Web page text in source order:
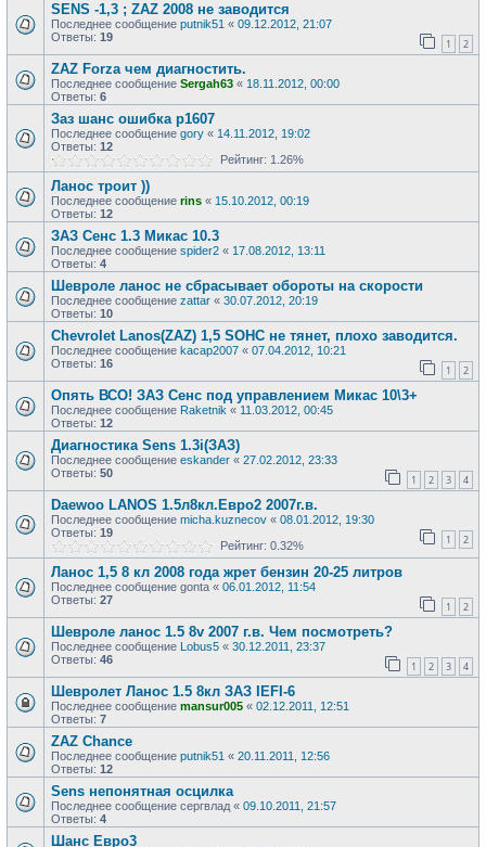
SENS -1,3 ; ZAZ 2008 не заводится
Последнее сообщение putnik51 « 09.12.2012, 21:07
Ответы: 19 1 2
ZAZ Forza чем диагностить.
Последнее сообщение Sergah63 « 18.11.2012, 00:00
Ответы: 6
Заз шанс ошибка р1607
Последнее сообщение gory « 14.11.2012, 19:02
Ответы: 12
Рейтинг: 1.26%
Ланос троит ))
Последнее сообщение rins « 15.10.2012, 00:19
Ответы: 12
ЗАЗ Сенс 1.3 Микас 10.3
Последнее сообщение spider2 « 17.08.2012, 13:11
Ответы: 4
Шевроле ланос не сбрасывает обороты на скорости
Последнее сообщение zattar « 30.07.2012, 20:19
Ответы: 10
Chevrolet Lanos(ZAZ) 1,5 SOHC не тянет, плохо заводится.
Последнее сообщение kacap2007 « 07.04.2012, 10:21
Ответы: 16 1 2
Опять ВСО! ЗАЗ Сенс под управлением Микас 10\3+
Последнее сообщение Raketnik « 11.03.2012, 00:45
Ответы: 12
Диагностика Sens 1.3i(ЗАЗ)
Последнее сообщение eskander « 27.02.2012, 23:33
Ответы: 50 1 2 3 4
Daewoo LANOS 1.5л8кл.Евро2 2007г.в.
Последнее сообщение micha.kuznecov « 08.01.2012, 19:30
Ответы: 19 1 2
Рейтинг: 0.32%
Ланос 1,5 8 кл 2008 года жрет бензин 20-25 литров
Последнее сообщение gonta « 06.01.2012, 11:54
Ответы: 27 1 2
Шевроле ланос 1.5 8v 2007 г.в. Чем посмотреть?
Последнее сообщение Lobus5 « 30.12.2011, 23:37
Ответы: 46 1 2 3 4
Шевролет Ланос 1.5 8кл ЗАЗ IEFI-6
Последнее сообщение mansur005 « 02.12.2011, 12:51
Ответы: 7
ZAZ Chance
Последнее сообщение putnik51 « 20.11.2011, 12:56
Ответы: 12
Sens непонятная осцилка
Последнее сообщение сергвлад « 09.10.2011, 21:57
Ответы: 4
Шанс Евро3